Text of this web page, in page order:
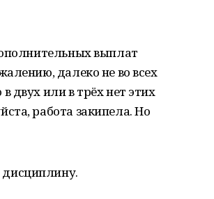
выплат
далеко не во всех
двух или в трёх нет этих
работа закипела. Но